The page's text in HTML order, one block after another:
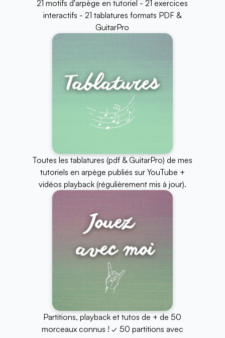
21 motifs d'arpège en tutoriel - 21 exercices
interactifs - 21 tablatures formats PDF &
GuitarPro
Toutes les tablatures (pdf & GuitarPro) de mes
tutoriels en arpège publiés sur YouTube +
vidéos playback (régulièrement mis à jour).
Partitions, playback et tutos de + de 50
morceaux connus ! ✓ 50 partitions avec